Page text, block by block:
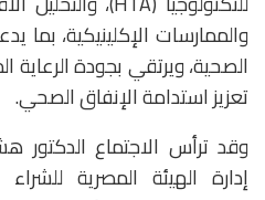
والممارسات الإكلينيكية، بما
الصحية، ويرتقي بجودة
تعزيز استدامة الإنفاق الصحي.
وقد ترأس الاجتماع الدكتور
إدارة الهيئة المصرية للشراء